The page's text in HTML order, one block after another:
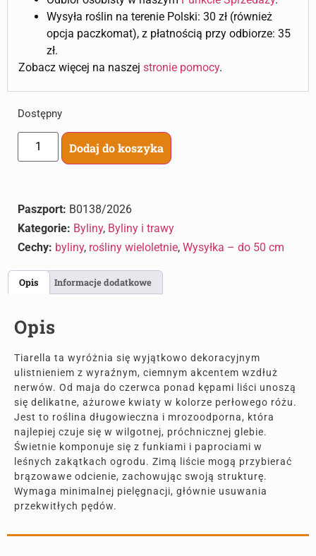
Wysyła roślin na terenie Polski: 30 zł (również
opcja paczkomat), z płatnością przy odbiorze: 35
zł.
Zobacz więcej na naszej stronie pomocy.
Dostępny
Dodaj do koszyka
Paszport: B0138/2026
Kategorie: Byliny, Byliny i trawy
Cechy: byliny, rośliny wieloletnie, Wysyłka – do 50 cm
Opis Informacje dodatkowe
Opis
Tiarella ta wyróżnia się wyjątkowo dekoracyjnym
ulistnieniem z wyraźnym, ciemnym akcentem wzdłuż
nerwów. Od maja do czerwca ponad kępami liści unoszą
się delikatne, ażurowe kwiaty w kolorze perłowego różu.
Jest to roślina długowieczna i mrozoodporna, która
najlepiej czuje się w wilgotnej, próchnicznej glebie.
Świetnie komponuje się z funkiami i paprociami w
leśnych zakątkach ogrodu. Zimą liście mogą przybierać
brązowawe odcienie, zachowując swoją strukturę.
Wymaga minimalnej pielęgnacji, głównie usuwania
przekwitłych pędów.